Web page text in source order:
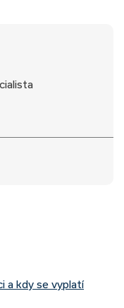
a kdy se vyplatí